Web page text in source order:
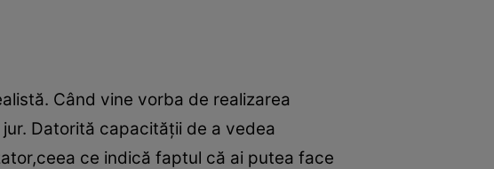
Când vine vorba de realizarea
Datorită capacităţii de a vedea
ce indică faptul că ai putea face